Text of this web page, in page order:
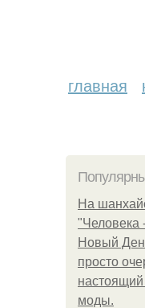
главная
На
"Человека
Новый
просто
моды.